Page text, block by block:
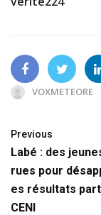
VOXMETEORE
Previous
Labé : des
rues pour
es résultats
CENI